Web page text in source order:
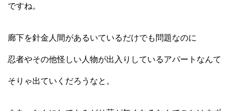
ですね。
廊下を針金人間があるいているだけでも問題なのに
忍者やその他怪しい人物が出入りしているアパートなんて
そりゃ出ていくだろうなと。